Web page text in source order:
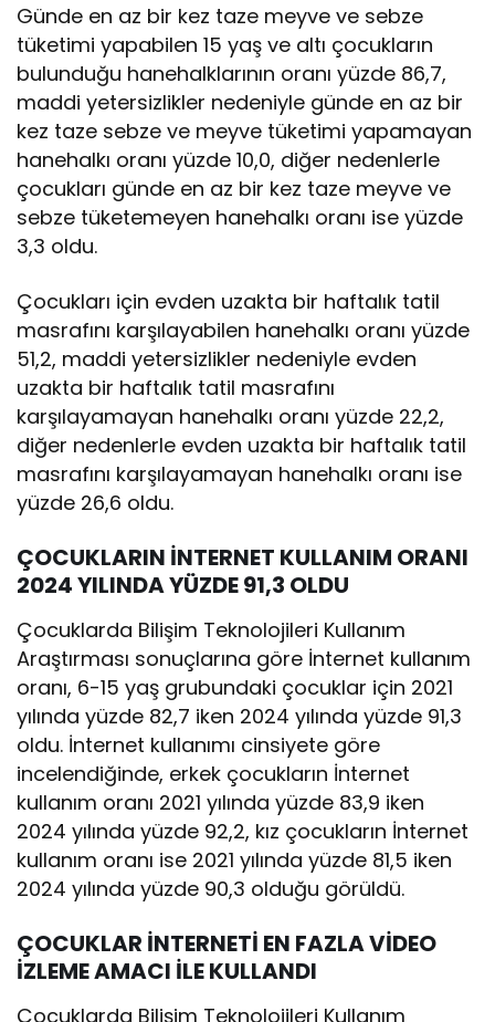
Günde en az bir kez taze meyve ve sebze
tüketimi yapabilen 15 yaş ve altı çocukların
bulunduğu hanehalklarının oranı yüzde 86,7,
maddi yetersizlikler nedeniyle günde en az bir
kez taze sebze ve meyve tüketimi yapamayan
hanehalkı oranı yüzde 10,0, diğer nedenlerle
çocukları günde en az bir kez taze meyve ve
sebze tüketemeyen hanehalkı oranı ise yüzde
3,3 oldu.
Çocukları için evden uzakta bir haftalık tatil
masrafını karşılayabilen hanehalkı oranı yüzde
51,2, maddi yetersizlikler nedeniyle evden
uzakta bir haftalık tatil masrafını
karşılayamayan hanehalkı oranı yüzde 22,2,
diğer nedenlerle evden uzakta bir haftalık tatil
masrafını karşılayamayan hanehalkı oranı ise
yüzde 26,6 oldu.
ÇOCUKLARIN İNTERNET KULLANIM ORANI
2024 YILINDA YÜZDE 91,3 OLDU
Çocuklarda Bilişim Teknolojileri Kullanım
Araştırması sonuçlarına göre İnternet kullanım
oranı, 6-15 yaş grubundaki çocuklar için 2021
yılında yüzde 82,7 iken 2024 yılında yüzde 91,3
oldu. İnternet kullanımı cinsiyete göre
incelendiğinde, erkek çocukların İnternet
kullanım oranı 2021 yılında yüzde 83,9 iken
2024 yılında yüzde 92,2, kız çocukların İnternet
kullanım oranı ise 2021 yılında yüzde 81,5 iken
2024 yılında yüzde 90,3 olduğu görüldü.
ÇOCUKLAR İNTERNETİ EN FAZLA VİDEO
İZLEME AMACI İLE KULLANDI
Çocuklarda Bilişim Teknolojileri Kullanım